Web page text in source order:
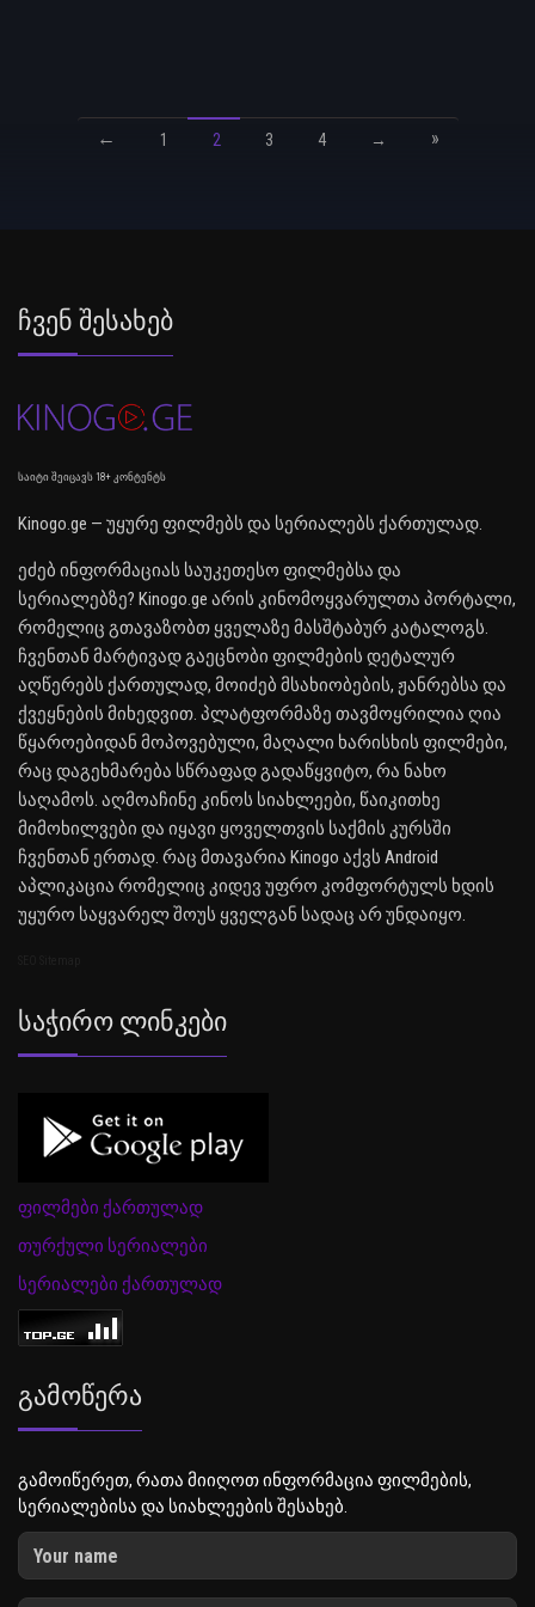
← 1 2 3 4 → »
Ჩვენ Შესახებ
საიტი შეიცავს 18+ კონტენტს
Kinogo.ge — უყურე ფილმებს და სერიალებს ქართულად.
ეძებ ინფორმაციას საუკეთესო ფილმებსა და
სერიალებზე? Kinogo.ge არის კინომოყვარულთა პორტალი,
რომელიც გთავაზობთ ყველაზე მასშტაბურ კატალოგს.
ჩვენთან მარტივად გაეცნობი ფილმების დეტალურ
აღწერებს ქართულად, მოიძებ მსახიობების, ჟანრებსა და
ქვეყნების მიხედვით. პლატფორმაზე თავმოყრილია ღია
წყაროებიდან მოპოვებული, მაღალი ხარისხის ფილმები,
რაც დაგეხმარება სწრაფად გადაწყვიტო, რა ნახო
საღამოს. აღმოაჩინე კინოს სიახლეები, წაიკითხე
მიმოხილვები და იყავი ყოველთვის საქმის კურსში
ჩვენთან ერთად. რაც მთავარია Kinogo აქვს Android
აპლიკაცია რომელიც კიდევ უფრო კომფორტულს ხდის
უყურო საყვარელ შოუს ყველგან სადაც არ უნდაიყო.
Საჭირო Ლინკები
ფილმები ქართულად
თურქული სერიალები
სერიალები ქართულად
Გამოწერა
გამოიწერეთ, რათა მიიღოთ ინფორმაცია ფილმების,
სერიალებისა და სიახლეების შესახებ.